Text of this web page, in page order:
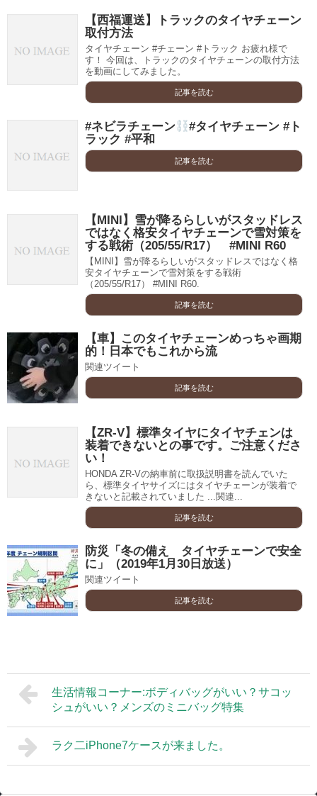
【西福運送】トラックのタイヤチェーン
取付方法
タイヤチェーン #チェーン #トラック お疲れ様で
す！ 今回は、トラックのタイヤチェーンの取付方法
を動画にしてみました。
記事を読む
#ネビラチェーン
#タイヤチェーン #ト
ラック #平和
記事を読む
【MINI】雪が降るらしいがスタッドレス
ではなく格安タイヤチェーンで雪対策を
する戦術（205/55/R17） #MINI R60
【MINI】雪が降るらしいがスタッドレスではなく格
安タイヤチェーンで雪対策をする戦術
（205/55/R17） #MINI R60.
記事を読む
【車】このタイヤチェーンめっちゃ画期
的！日本でもこれから流
関連ツイート
記事を読む
【ZR-V】標準タイヤにタイヤチェンは
装着できないとの事です。ご注意くださ
い！
HONDA ZR-Vの納車前に取扱説明書を読んでいた
ら、標準タイヤサイズにはタイヤチェーンが装着で
きないと記載されていました ...関連...
記事を読む
防災「冬の備え タイヤチェーンで安全
に」（2019年1月30日放送）
関連ツイート
記事を読む
生活情報コーナー:ボディバッグがいい？サコッ
シュがいい？メンズのミニバッグ特集
ラク二iPhone7ケースが来ました。